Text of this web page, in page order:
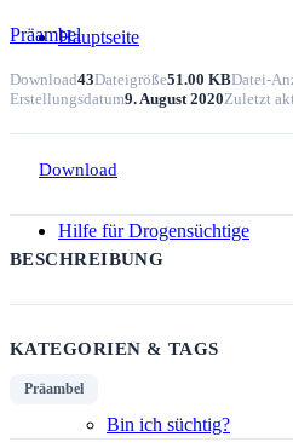
Hauptseite
Hilfe für Drogensüchtige
Bin ich süchtig?
Präambel
Download43Dateigröße51.00 KBDatei-
Erstellungsdatum9. August 2020Zuletzt
Download
BESCHREIBUNG
KATEGORIEN & TAGS
Präambel